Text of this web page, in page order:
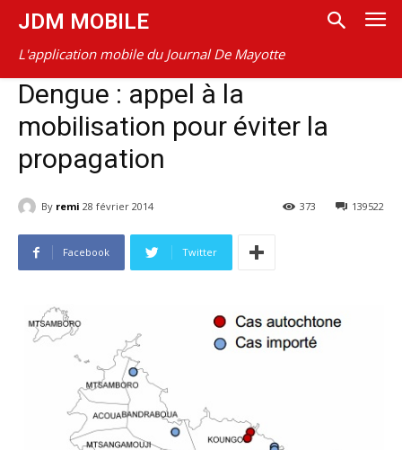
JDM MOBILE
L'application mobile du Journal De Mayotte
Dengue : appel à la
mobilisation pour éviter la
propagation
By remi 28 février 2014 139522
373
Facebook Twitter